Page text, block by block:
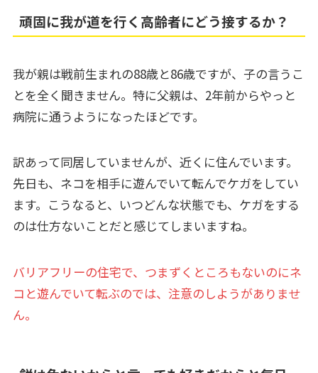
頑固に我が道を行く高齢者にどう接するか？
我が親は戦前生まれの88歳と86歳ですが、子の言うこ
とを全く聞きません。特に父親は、2年前からやっと
病院に通うようになったほどです。
訳あって同居していませんが、近くに住んでいます。
先日も、ネコを相手に遊んでいて転んでケガをしてい
ます。こうなると、いつどんな状態でも、ケガをする
のは仕方ないことだと感じてしまいますね。
バリアフリーの住宅で、つまずくところもないのにネ
コと遊んでいて転ぶのでは、注意のしようがありませ
ん。